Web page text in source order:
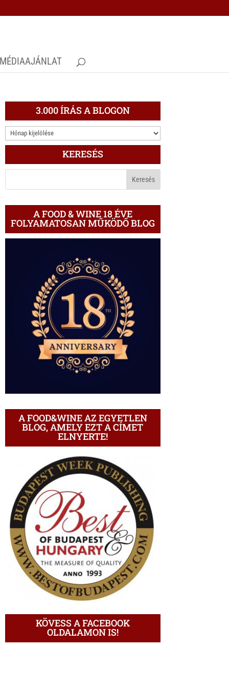
MÉDIAAJÁNLAT
3.000 ÍRÁS A BLOGON
3.000
ÍRÁS
BLOGON
KERESÉS
A FOOD & WINE 18 ÉVE
FOLYAMATOSAN MŰKÖDŐ BLOG
A FOOD&WINE AZ EGYETLEN
BLOG, AMELY EZT A CÍMET
ELNYERTE!
KÖVESS A FACEBOOK
OLDALAMON IS!